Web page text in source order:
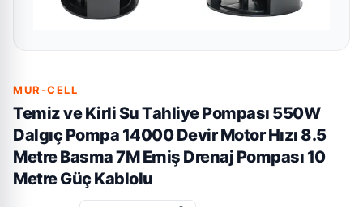
MUR-CELL
Temiz ve Kirli Su Tahliye Pompası 550W
Dalgıç Pompa 14000 Devir Motor Hızı 8.5
Metre Basma 7M Emiş Drenaj Pompası 10
Metre Güç Kablolu